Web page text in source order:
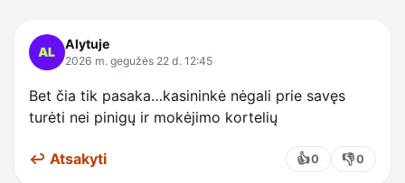
Alytuje
2026 m. gegužės 22 d. 12:45
Bet čia tik pasaka…kasininkė nėgali prie savęs
turėti nei pinigų ir mokėjimo kortelių
↩ Atsakyti 👍0 👎0